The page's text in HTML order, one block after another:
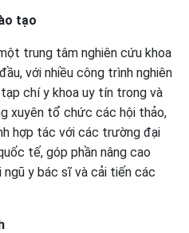
tạo
trung tâm nghiên cứu khoa
với nhiều công trình nghiên
chí y khoa uy tín trong và
xuyên tổ chức các hội thảo,
hợp tác với các trường đại
tế, góp phần nâng cao
y bác sĩ và cải tiến các